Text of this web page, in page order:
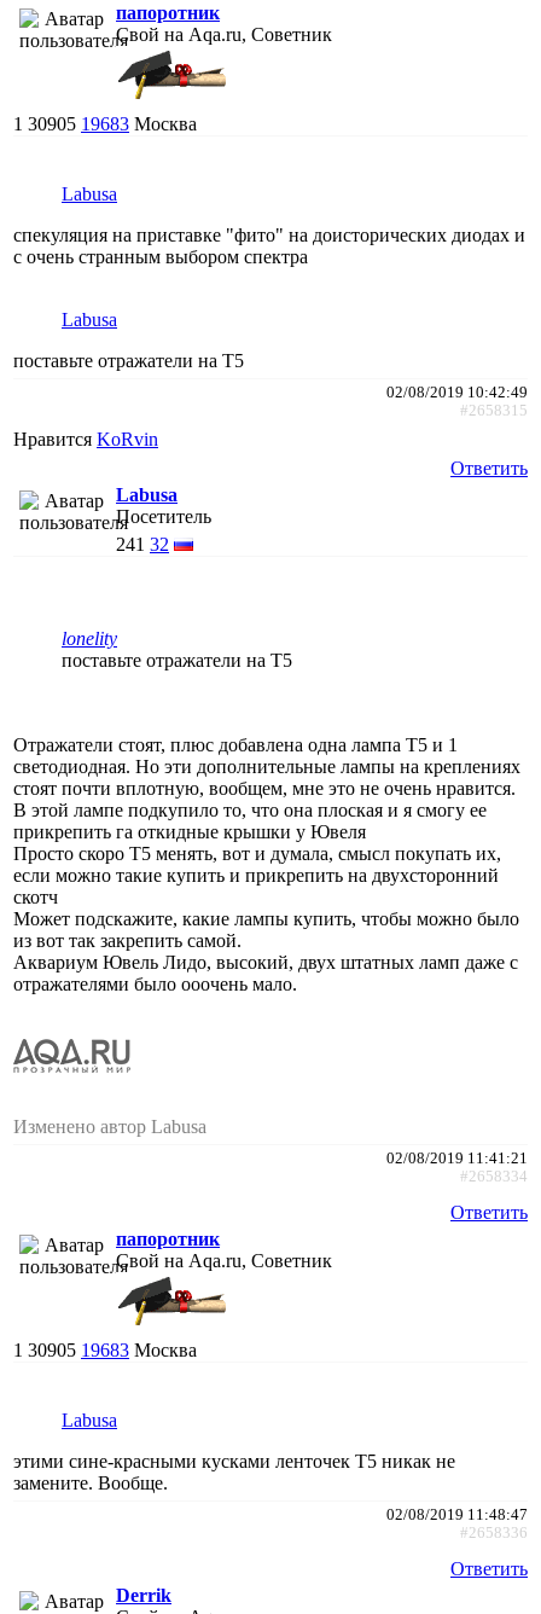
папоротник
Свой на Aqa.ru, Советник
1 30905 19683 Москва
Labusa
спекуляция на приставке "фито" на доисторических диодах и
с очень странным выбором спектра
Labusa
поставьте отражатели на Т5
02/08/2019 10:42:49
#2658315
Нравится KoRvin
Ответить
Labusa
Посетитель
241 32
lonelity
поставьте отражатели на Т5
Отражатели стоят, плюс добавлена одна лампа Т5 и 1
светодиодная. Но эти дополнительные лампы на креплениях
стоят почти вплотную, вообщем, мне это не очень нравится.
В этой лампе подкупило то, что она плоская и я смогу ее
прикрепить га откидные крышки у Ювеля
Просто скоро Т5 менять, вот и думала, смысл покупать их,
если можно такие купить и прикрепить на двухсторонний
скотч
Может подскажите, какие лампы купить, чтобы можно было
из вот так закрепить самой.
Аквариум Ювель Лидо, высокий, двух штатных ламп даже с
отражателями было ооочень мало.
Изменено автор Labusa
02/08/2019 11:41:21
#2658334
Ответить
папоротник
Свой на Aqa.ru, Советник
1 30905 19683 Москва
Labusa
этими сине-красными кусками ленточек Т5 никак не
замените. Вообще.
02/08/2019 11:48:47
#2658336
Ответить
Derrik